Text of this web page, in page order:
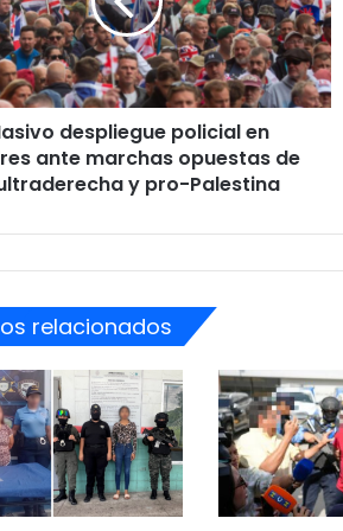
despliegue policial en
ante marchas opuestas de
y pro-Palestina
relacionados